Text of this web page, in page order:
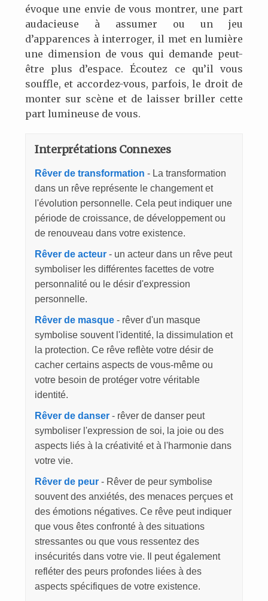
évoque une envie de vous montrer, une part
audacieuse à assumer ou un jeu
d’apparences à interroger, il met en lumière
une dimension de vous qui demande peut-
être plus d’espace. Écoutez ce qu’il vous
souffle, et accordez-vous, parfois, le droit de
monter sur scène et de laisser briller cette
part lumineuse de vous.
Interprétations Connexes
Rêver de transformation - La transformation
dans un rêve représente le changement et
l'évolution personnelle. Cela peut indiquer une
période de croissance, de développement ou
de renouveau dans votre existence.
Rêver de acteur- un acteur dans un rêve peut
symboliser les différentes facettes de votre
personnalité ou le désir d'expression
personnelle.
Rêver de masque- rêver d'un masque
symbolise souvent l'identité, la dissimulation et
la protection. Ce rêve reflète votre désir de
cacher certains aspects de vous-même ou
votre besoin de protéger votre véritable
identité.
Rêver de danser- rêver de danser peut
symboliser l'expression de soi, la joie ou des
aspects liés à la créativité et à l'harmonie dans
votre vie.
Rêver de peur- Rêver de peur symbolise
souvent des anxiétés, des menaces perçues et
des émotions négatives. Ce rêve peut indiquer
que vous êtes confronté à des situations
stressantes ou que vous ressentez des
insécurités dans votre vie. Il peut également
refléter des peurs profondes liées à des
aspects spécifiques de votre existence.